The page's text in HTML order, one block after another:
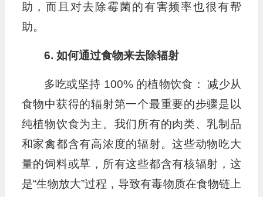
助，而且对去除霉菌的有害频率也很有帮
助。
6. 如何通过食物来去除辐射
多吃或坚持 100% 的植物饮食： 减少从
食物中获得的辐射第一个最重要的步骤是以
纯植物饮食为主。我们所有的肉类、乳制品
和家禽都含有高浓度的辐射。这些动物吃大
量的饲料或草，所有这些都含有核辐射，这
是“生物放大”过程，导致有毒物质在食物链上